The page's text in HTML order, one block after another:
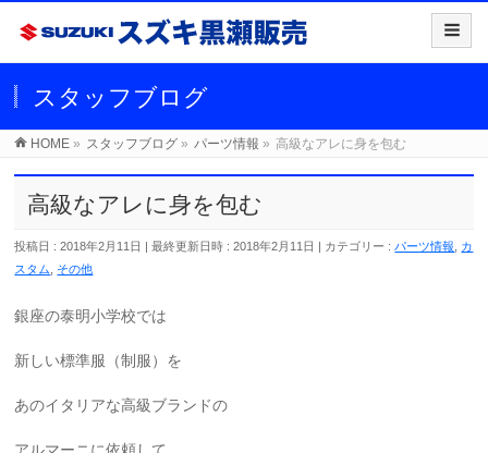
スタッフブログ
HOME » スタッフブログ » パーツ情報 » 高級なアレに身を包む
高級なアレに身を包む
投稿日 : 2018年2月11日 最終更新日時 : 2018年2月11日 カテゴリー : パーツ情報
カ
スタム
その他
銀座の泰明小学校では
新しい標準服（制服）を
あのイタリアな高級ブランドの